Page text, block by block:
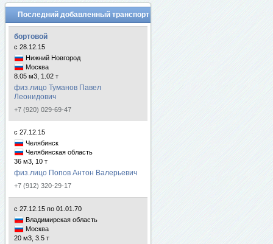
Последний добавленный транспорт
бортовой
с 28.12.15
Нижний Новгород
Москва
8.05 м3, 1.02 т
физ.лицо Туманов Павел
Леонидович
+7 (920) 029-69-47
с 27.12.15
Челябинск
Челябинская область
36 м3, 10 т
физ.лицо Попов Антон Валерьевич
+7 (912) 320-29-17
с 27.12.15 по 01.01.70
Владимирская область
Москва
20 м3, 3.5 т